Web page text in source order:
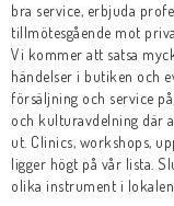
bra service, erbjuda
tillmötesgående mot
Vi kommer att satsa
händelser i butiken och
försäljning och service
och kulturavdelning där
ut. Clinics, workshops,
ligger högt på vår lista.
olika instrument i